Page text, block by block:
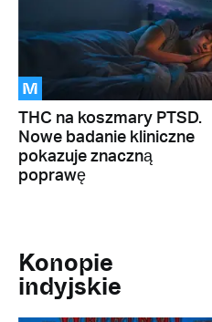
M
THC na koszmary PTSD.
Nowe badanie kliniczne
pokazuje znaczną
poprawę
Konopie
indyjskie